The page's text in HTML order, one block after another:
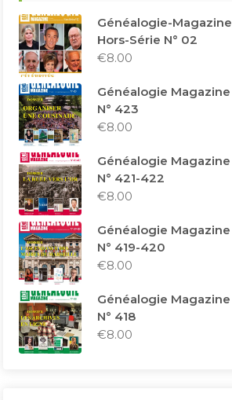
Généalogie-Magazine
Hors-Série N° 02
€8.00
Généalogie Magazine
N° 423
€8.00
Généalogie Magazine
N° 421-422
€8.00
Généalogie Magazine
N° 419-420
€8.00
Généalogie Magazine
N° 418
€8.00